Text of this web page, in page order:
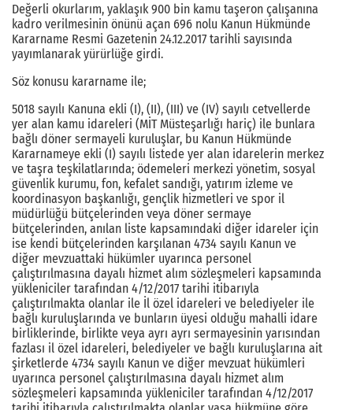
Değerli okurlarım, yaklaşık 900 bin kamu taşeron çalışanına
kadro verilmesinin önünü açan 696 nolu Kanun Hükmünde
Kararname Resmi Gazetenin 24.12.2017 tarihli sayısında
yayımlanarak yürürlüğe girdi.
Söz konusu kararname ile;
5018 sayılı Kanuna ekli (I), (II), (III) ve (IV) sayılı cetvellerde
yer alan kamu idareleri (MİT Müsteşarlığı hariç) ile bunlara
bağlı döner sermayeli kuruluşlar, bu Kanun Hükmünde
Kararnameye ekli (I) sayılı listede yer alan idarelerin merkez
ve taşra teşkilatlarında; ödemeleri merkezi yönetim, sosyal
güvenlik kurumu, fon, kefalet sandığı, yatırım izleme ve
koordinasyon başkanlığı, gençlik hizmetleri ve spor il
müdürlüğü bütçelerinden veya döner sermaye
bütçelerinden, anılan liste kapsamındaki diğer idareler için
ise kendi bütçelerinden karşılanan 4734 sayılı Kanun ve
diğer mevzuattaki hükümler uyarınca personel
çalıştırılmasına dayalı hizmet alım sözleşmeleri kapsamında
yükleniciler tarafından 4/12/2017 tarihi itibarıyla
çalıştırılmakta olanlar ile İl özel idareleri ve belediyeler ile
bağlı kuruluşlarında ve bunların üyesi olduğu mahalli idare
birliklerinde, birlikte veya ayrı ayrı sermayesinin yarısından
fazlası il özel idareleri, belediyeler ve bağlı kuruluşlarına ait
şirketlerde 4734 sayılı Kanun ve diğer mevzuat hükümleri
uyarınca personel çalıştırılmasına dayalı hizmet alım
sözleşmeleri kapsamında yükleniciler tarafından 4/12/2017